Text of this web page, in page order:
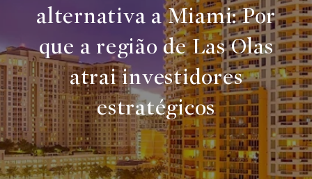
alternativa a Miami: Por
que a região de Las Olas
atrai investidores
estratégicos